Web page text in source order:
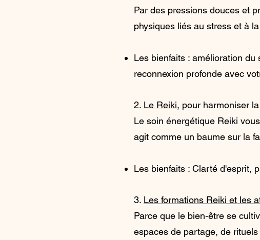
Par des pressions douces et
physiques liés au stress et à
Les bienfaits : amélioration
reconnexion profonde avec
2. Le Reiki, pour harmoniser
Le soin énergétique Reiki
agit comme un baume sur la
Les bienfaits : Clarté d'esprit,
3. Les formations Reiki et les
Parce que le bien-être se
espaces de partage, de